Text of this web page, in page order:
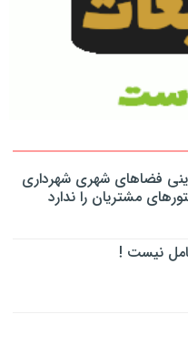
فضاهای شهری شهرداری
مشتریان را ندارد
نیست !